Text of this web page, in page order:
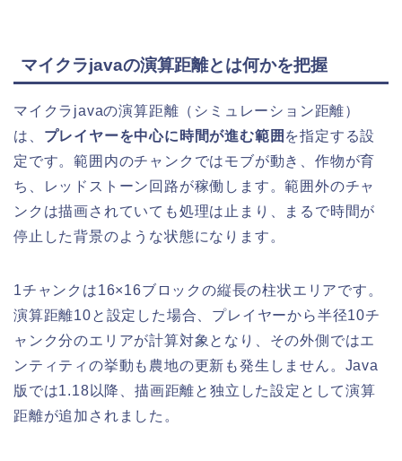
マイクラjavaの演算距離とは何かを把握
マイクラjavaの演算距離（シミュレーション距離）
は、 プレイヤーを中心に時間が進む範囲 を指定する設
定です。範囲内のチャンクではモブが動き、作物が育
ち、レッドストーン回路が稼働します。範囲外のチャ
ンクは描画されていても処理は止まり、まるで時間が
停止した背景のような状態になります。
1チャンクは16×16ブロックの縦長の柱状エリアです。
演算距離10と設定した場合、プレイヤーから半径10チ
ャンク分のエリアが計算対象となり、その外側ではエ
ンティティの挙動も農地の更新も発生しません。Java
版では1.18以降、描画距離と独立した設定として演算
距離が追加されました。